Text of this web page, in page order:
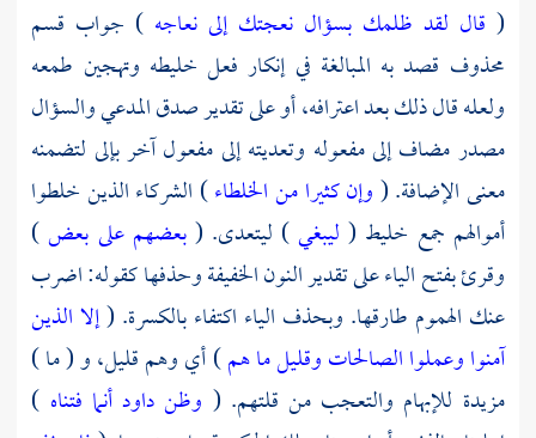
( قال لقد ظلمك بسؤال نعجتك إلى نعاجه ) جواب قسم
محذوف قصد به المبالغة في إنكار فعل خليطه وتهجين طمعه
ولعله قال ذلك بعد اعترافه، أو على تقدير صدق المدعي والسؤال
مصدر مضاف إلى مفعوله وتعديته إلى مفعول آخر بإلى لتضمنه
معنى الإضافة. (وإن كثيرا من الخلطاء) الشركاء الذين خلطوا
أموالهم جمع خليط ( ليبغي) ليتعدى. (بعضهم على بعض)
وقرئ بفتح الياء على تقدير النون الخفيفة وحذفها كقوله: اضرب
عنك الهموم طارقها. وبحذف الياء اكتفاء بالكسرة. (إلا الذين
آمنوا وعملوا الصالحات وقليل ما هم) أي وهم قليل، و ( ما )
مزيدة للإبهام والتعجب من قلتهم. ( وظن داود أنما فتناه )